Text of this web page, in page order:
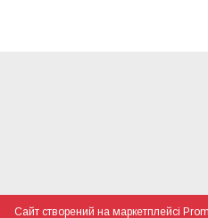
Сайт створений на маркетплейсі